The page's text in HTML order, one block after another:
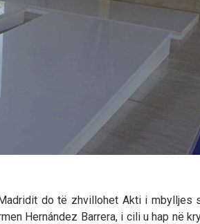
do të zhvillohet Akti i mbylljes
Hernández Barrera, i cili u hap në